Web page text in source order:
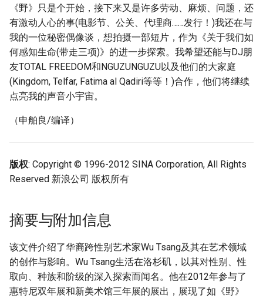
《野》只是个开始，接下来又是许多劳动、麻烦、问题，还
有激动人心的事(电影节、公关、代理商……发行！)我还在与
我的一位秘密偶像谈，想拍摄一部短片，作为《关于我们如
何感知生命(带走三项)》的进一步探索。我希望还能与DJ朋
友TOTAL FREEDOM和NGUZUNGUZU以及他们的大家庭
(Kingdom, Telfar, Fatima al Qadiri等等！)合作，他们将继续
点亮我的声音小宇宙。
（申舶良/编译）
版权: Copyright © 1996-2012 SINA Corporation, All Rights
Reserved 新浪公司 版权所有
摘要与附加信息
该文件介绍了华裔跨性别艺术家Wu Tsang及其在艺术领域
的创作与影响。Wu Tsang生活在洛杉矶，以其对性别、性
取向、种族和阶级的深入探索而闻名。他在2012年参与了
惠特尼双年展和新美术馆三年展的展出，展现了如《野》